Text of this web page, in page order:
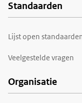
Voet
Standaarden
Lijst open
Veelgestelde vragen
Organisatie